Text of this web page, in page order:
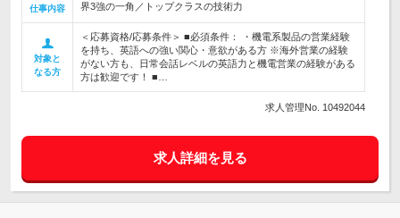
仕事内容
界3強の一角／トップクラスの技術力
対象と
なる方
＜応募資格/応募条件＞ ■必須条件： ・機電系製品の営業経験
を持ち、英語への強い関心・意欲がある方 ※海外営業の経験
がない方も、日常会話レベルの英語力と機電営業の経験がある
方は歓迎です！ ■…
求人管理No. 10492044
求人詳細を見る